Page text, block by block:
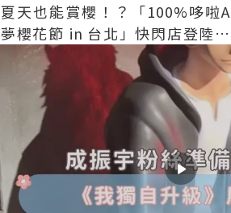
夏天也能賞櫻！？「100%哆啦A
夢櫻花節 in 台北」快閃店登陸松
山文創園區，全台唯一一站免費
入場～